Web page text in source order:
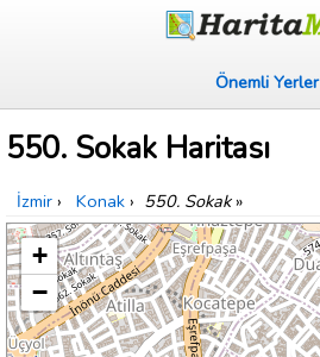
Önemli Yerler
550. Sokak Haritası
İzmir › Konak › 550. Sokak»
+
−